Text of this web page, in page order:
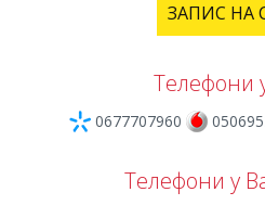
ЗАПИС НА
Телефони
0677707960
Телефони у